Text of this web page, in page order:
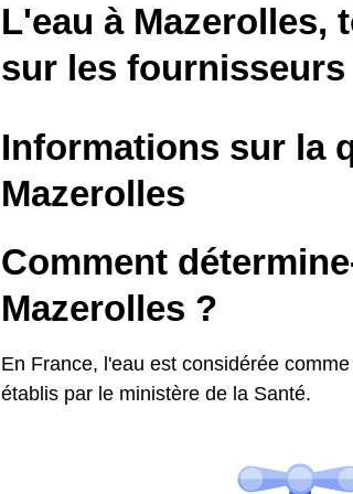
L'eau à Mazerolles,
sur les
Informations sur la
Mazerolles
Comment
Mazerolles ?
En France, l'eau est considérée
établis par le ministère de la Santé.